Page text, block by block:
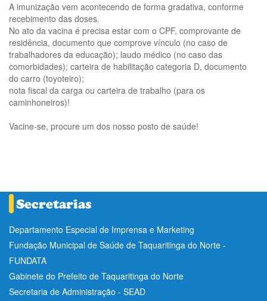
A imunização vem acontecendo de forma gradativa, conforme
recebimento das doses.
No ato da vacina é precisa estar com o CPF, comprovante de
residência, documento que comprove vínculo (no caso de
trabalhadores da educação); laudo médico (no caso das
comorbidades); carteira de habilitação categoria D, documento
do carro (toyoteiro);
nota fiscal da carga ou carteira de trabalho (para os
caminhoneiros)!
Vacine-se, procure um dos nosso posto de saúde!
Departamento Especial de Imprensa e Marketing
Fundação Municipal de Saúde de Taquaritinga do Norte -
FUNDATA
Gabinete do Prefeito de Taquaritinga do Norte
Secretaria de Administração - SEAD